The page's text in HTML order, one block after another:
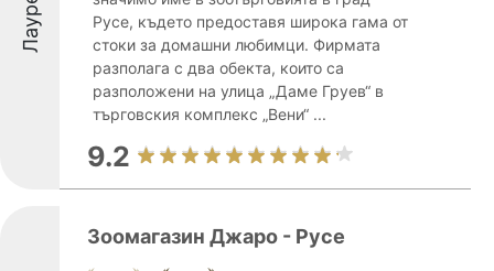
Русе, където предоставя широка гама от
стоки за домашни любимци. Фирмата
разполага с два обекта, които са
разположени на улица „Даме Груев“ в
търговския комплекс „Вени“ ...
9.2
Зоомагазин Джаро - Русе